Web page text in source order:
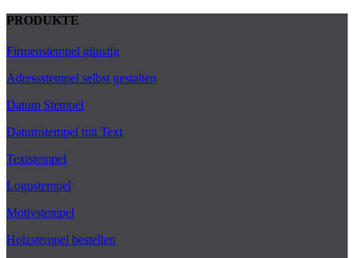
PRODUKTE
Firmenstempel günstig
Adressstempel selbst gestalten
Datum Stempel
Datumstempel mit Text
Textstempel
Logostempel
Motivstempel
Holzstempel bestellen